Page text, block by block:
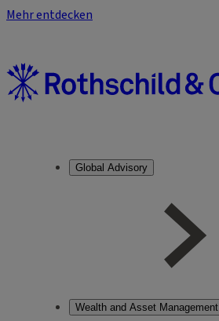
Mehr entdecken
Global Advisory
Wealth and Asset Management